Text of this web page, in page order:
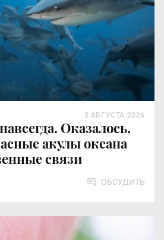
Оказалось,
акулы океана
связи
5 АВГУСТА 2026
ОБСУДИТЬ